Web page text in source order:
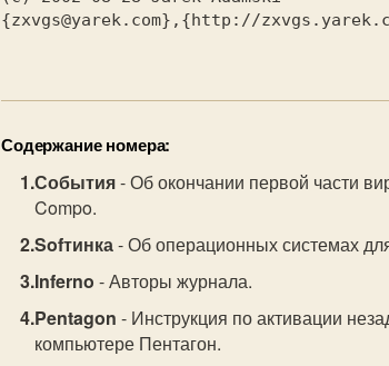
{zxvgs@yarek.com},{http://
Содержание номера:
События- Об окончании первой части
Compo.
Sofтинка- Об операционных системах
Inferno - Авторы журнала.
Pentagon - Инструкция по активации
компьютере Пентагон.